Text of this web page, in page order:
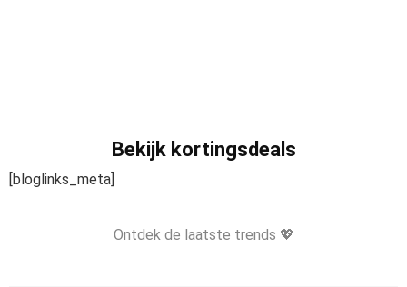
Bekijk kortingsdeals
[bloglinks_meta]
Ontdek de laatste trends 💖